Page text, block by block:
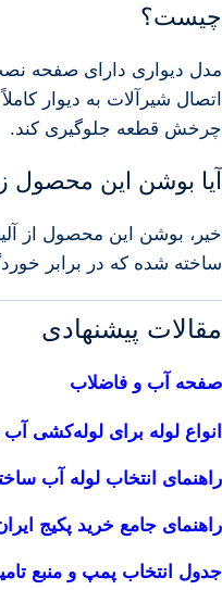
چیست؟
مدل دیواری دارای صفحه
اتصال شیرآلات به دیوار
چرخش قطعه جلوگیری کند.
آیا بوشن این محصول
خیر، بوشن این محصول از
ساخته شده که در برابر
مقالات پیشنهادی
صفحه آب و فاضلاب
انواع لوله برای لوله‌کشی
راهنمای انتخاب لوله آب
راهنمای جامع خرید پکیج ایران
جدول انتخاب پمپ و منبع